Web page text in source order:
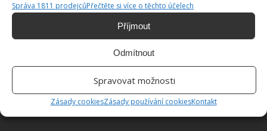
Správa 1811 prodejcůPřečtěte si více o těchto účelech
Příjmout
Odmítnout
Spravovat možnosti
Zásady cookiesZásady používání cookiesKontakt